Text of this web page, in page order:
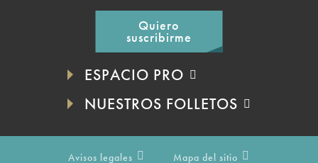
Quiero
suscribirme
ESPACIO PRO
NUESTROS FOLLETOS
Avisos legales Mapa del sitio